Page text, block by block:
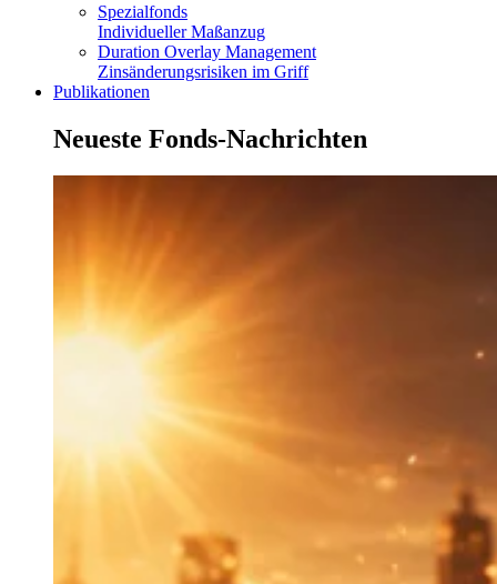
Spezialfonds
Individueller Maßanzug
Duration Overlay Management
Zinsänderungsrisiken im Griff
Publikationen
Neueste Fonds-Nachrichten